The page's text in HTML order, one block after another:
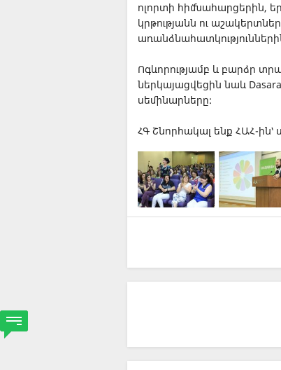
ոլորտի հիմնահարցերին,
կրթությանն ու
Ոգևորությամբ և բարձր
ներկայացվեցին նաև
սեմինարները:
ՀԳ Շնորհակալ ենք ՀԱՀ-